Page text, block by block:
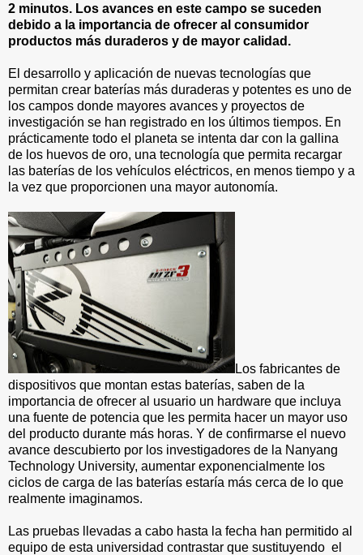
2 minutos. Los avances en este campo se suceden
debido a la importancia de ofrecer al consumidor
productos más duraderos y de mayor calidad.
El desarrollo y aplicación de nuevas tecnologías que
permitan crear baterías más duraderas y potentes es uno de
los campos donde mayores avances y proyectos de
investigación se han registrado en los últimos tiempos. En
prácticamente todo el planeta se intenta dar con la gallina
de los huevos de oro, una tecnología que permita recargar
las baterías de los vehículos eléctricos, en menos tiempo y a
la vez que proporcionen una mayor autonomía.
Los fabricantes de
dispositivos que montan estas baterías, saben de la
importancia de ofrecer al usuario un hardware que incluya
una fuente de potencia que les permita hacer un mayor uso
del producto durante más horas. Y de confirmarse el nuevo
avance descubierto por los investigadores de la Nanyang
Technology University, aumentar exponencialmente los
ciclos de carga de las baterías estaría más cerca de lo que
realmente imaginamos.
Las pruebas llevadas a cabo hasta la fecha han permitido al
equipo de esta universidad contrastar que sustituyendo el